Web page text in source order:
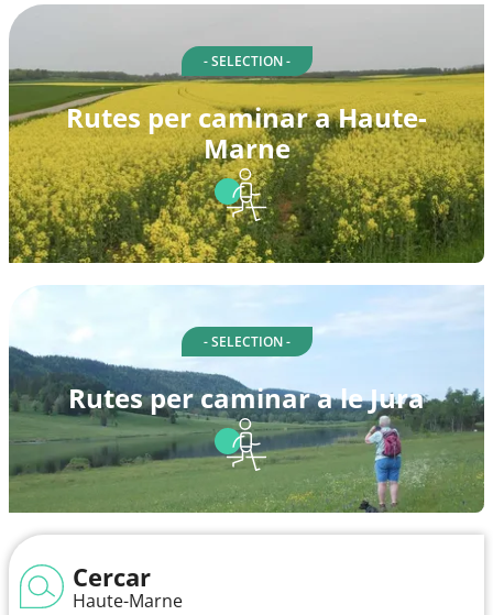
- SELECTION -
Rutes per caminar a Haute-
Marne
- SELECTION -
Rutes per caminar a le Jura
Cercar
Haute-Marne